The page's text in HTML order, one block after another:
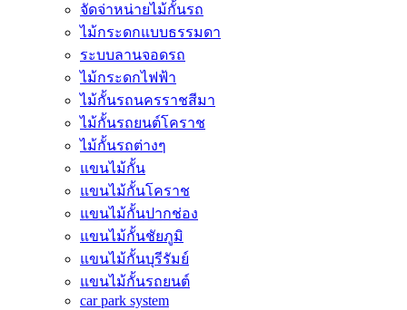
จัดจ่าหน่ายไม้กั้นรถ
ไม้กระดกแบบธรรมดา
ระบบลานจอดรถ
ไม้กระดกไฟฟ้า
ไม้กั้นรถนครราชสีมา
ไม้กั้นรถยนต์โคราช
ไม้กั้นรถต่างๆ
แขนไม้กั้น
แขนไม้กั้นโคราช
แขนไม้กั้นปากช่อง
แขนไม้กั้นชัยภูมิ
แขนไม้กั้นบุรีรัมย์
แขนไม้กั้นรถยนต์
car park system